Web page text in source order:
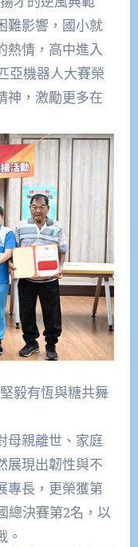
難影響，國小就
熱情，高中進入
亞機器人大賽榮
神，激勵更多在
毅有恆與糖共舞
母親離世、家庭
展現出韌性與不
專長，更榮獲第
總決賽第2名，以
。